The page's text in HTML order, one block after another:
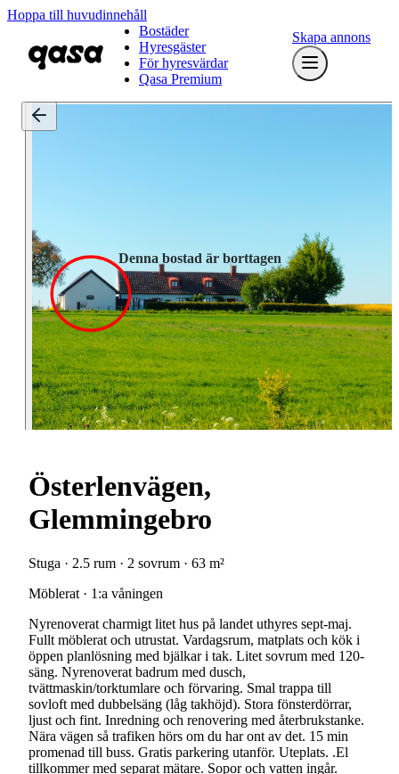
Hoppa till huvudinnehåll
Bostäder
Hyresgäster
För hyresvärdar
Qasa Premium
Skapa annons
Denna bostad är borttagen
Österlenvägen,
Glemmingebro
Stuga · 2.5 rum · 2 sovrum · 63 m²
Möblerat · 1:a våningen
Nyrenoverat charmigt litet hus på landet uthyres sept-maj.
Fullt möblerat och utrustat. Vardagsrum, matplats och kök i
öppen planlösning med bjälkar i tak. Litet sovrum med 120-
säng. Nyrenoverat badrum med dusch,
tvättmaskin/torktumlare och förvaring. Smal trappa till
sovloft med dubbelsäng (låg takhöjd). Stora fönsterdörrar,
ljust och fint. Inredning och renovering med återbrukstanke.
Nära vägen så trafiken hörs om du har ont av det. 15 min
promenad till buss. Gratis parkering utanför. Uteplats. .El
tillkommer med separat mätare. Sopor och vatten ingår.